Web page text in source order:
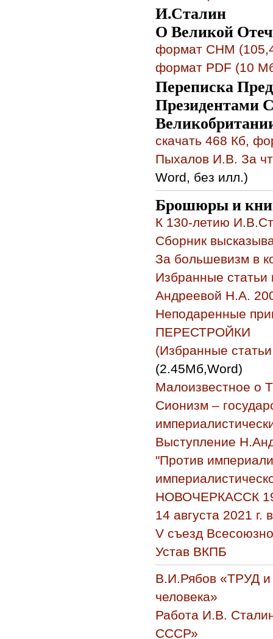
И.Сталин
О Великой
формат CHM
формат PDF (10
Переписка
Президентами
скачать 468 Кб,
Пыхалов И.В. За
Word, без илл.)
Брошюры и
К 130-летию
Сборник
За большевизм в
Избранные статьи
Андреевой Н.А.
Неподаренные
ПЕРЕСТРОЙКИ
(Избранные
(2.45Мб,Word)
Малоизвестное о
Сионизм –
Выступление
"Против
НОВОЧЕРКАССК
14 августа 2021
V съезд
Устав ВКПБ
В.И.Рябов «ТРУД и
человека»
Работа И.В.
СССР»